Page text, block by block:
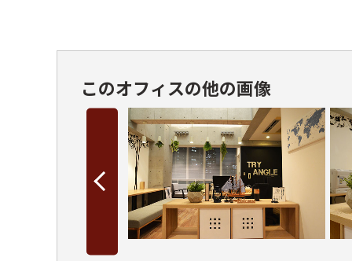
このオフィスの他の画像